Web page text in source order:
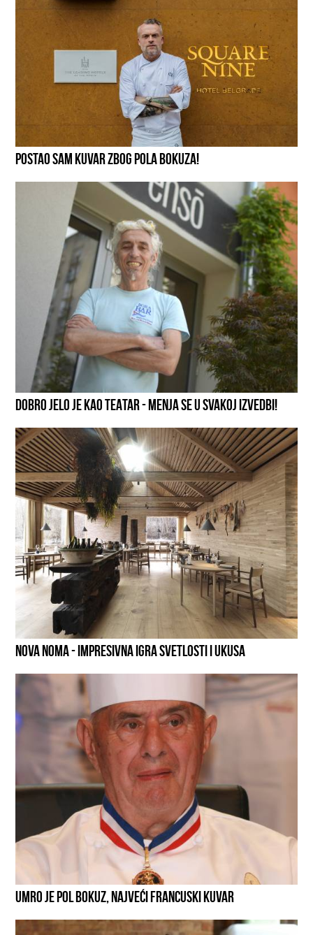
POSTAO SAM KUVAR ZBOG POLA BOKUZA!
DOBRO JELO JE KAO TEATAR - MENJA SE U SVAKOJ IZVEDBI!
NOVA NOMA - IMPRESIVNA IGRA SVETLOSTI I UKUSA
UMRO JE POL BOKUZ, NAJVEĆI FRANCUSKI KUVAR